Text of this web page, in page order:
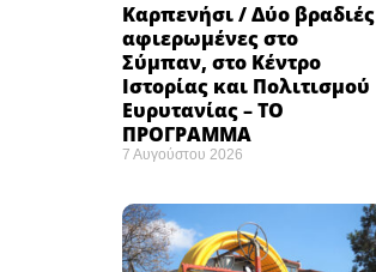
Καρπενήσι / Δύο βραδιές
αφιερωμένες στο
Σύμπαν, στο Κέντρο
Ιστορίας και Πολιτισμού
Ευρυτανίας – ΤΟ
ΠΡΟΓΡΑΜΜΑ
7 Αυγούστου 2026